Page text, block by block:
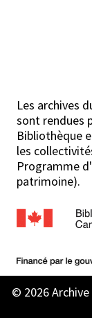
Les archives
sont rendues
Bibliothèque
les
Programme
patrimoine).
© 2026